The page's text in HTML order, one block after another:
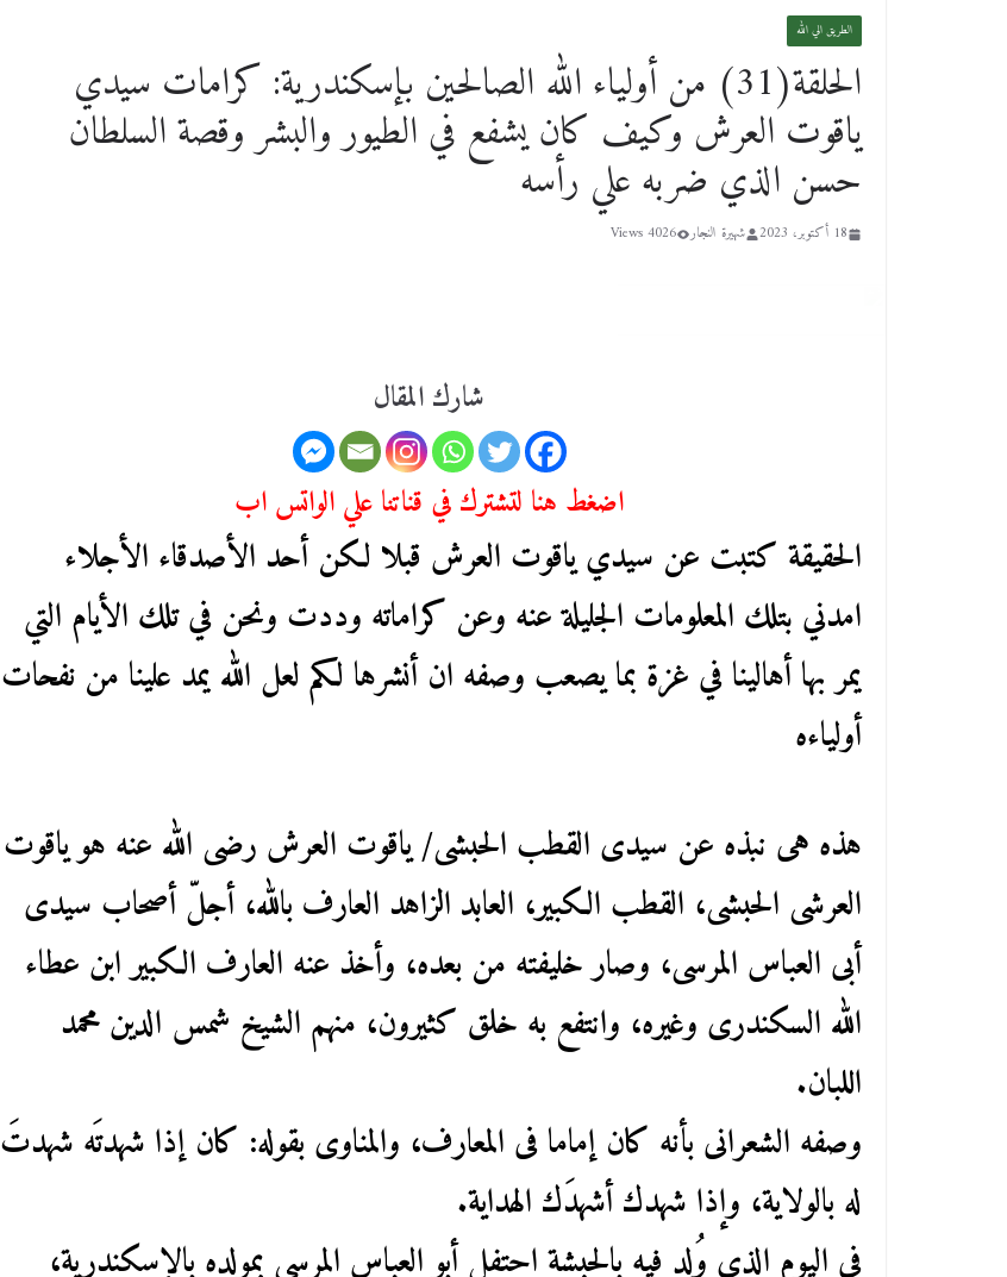
الطريق الي الله
الحلقة(31) من أولياء الله الصالحين بإسكندرية: كرامات سيدي
ياقوت العرش وكيف كان يشفع في الطيور والبشر وقصة السلطان
حسن الذي ضربه علي رأسه
18 أكتوبر، 2023 شهيرة النجار 4026 Views
شارك المقال
اضغط هنا لتشترك في قناتنا علي الواتس اب
الحقيقة كتبت عن سيدي ياقوت العرش قبلا لكن أحد الأصدقاء الأجلاء
امدني بتلك المعلومات الجليلة عنه وعن كراماته وددت ونحن في تلك الأيام التي
يمر بها أهالينا في غزة بما يصعب وصفه ان أنشرها لكم لعل الله يمد علينا من نفحات
أولياءه
هذه هى نبذه عن سيدى القطب الحبشى/ ياقوت العرش رضى الله عنه هو ياقوت
العرشى الحبشى، القطب الكبير، العابد الزاهد العارف بالله، أجلّ أصحاب سيدى
أبى العباس المرسى، وصار خليفته من بعده، وأخذ عنه العارف الكبير ابن عطاء
الله السكندرى وغيره، وانتفع به خلق كثيرون، منهم الشيخ شمس الدين محمد
اللبان.
وصفه الشعرانى بأنه كان إماما فى المعارف، والمناوى بقوله: كان إذا شهدتَه شهدتَ
له بالولاية، وإذا شهدك أشهدَك الهداية.
فى اليوم الذى وُلد فيه بالحبشة احتفل أبو العباس المرسى بمولده بالإسكندرية،